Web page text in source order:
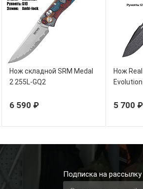
Нож складной SRM Medal
2 255L-GQ2
6 590 ₽
Нож
G10
5 700 ₽
Подписка на